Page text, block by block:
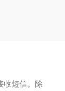
收短信。除